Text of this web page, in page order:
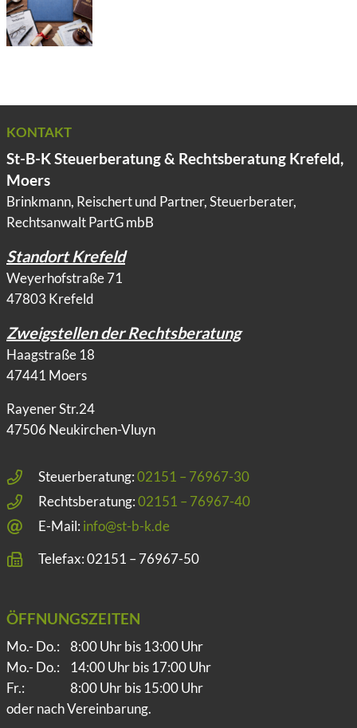
KONTAKT
St-B-K Steuerberatung & Rechtsberatung Krefeld,
Moers
Brinkmann, Reischert und Partner, Steuerberater,
Rechtsanwalt PartG mbB
Standort Krefeld
Weyerhofstraße 71
47803 Krefeld
Zweigstellen der Rechtsberatung
Haagstraße 18
47441 Moers
Rayener Str.24
47506 Neukirchen-Vluyn
Steuerberatung:02151 – 76967-30
Rechtsberatung:02151 – 76967-40
E-Mail: info@st-b-k.de
Telefax: 02151 – 76967-50
ÖFFNUNGSZEITEN
Mo.- Do.:
8:00 Uhr bis 13:00 Uhr
Mo.- Do.:
14:00 Uhr bis 17:00 Uhr
Fr.:
8:00 Uhr bis 15:00 Uhr
oder nach Vereinbarung.